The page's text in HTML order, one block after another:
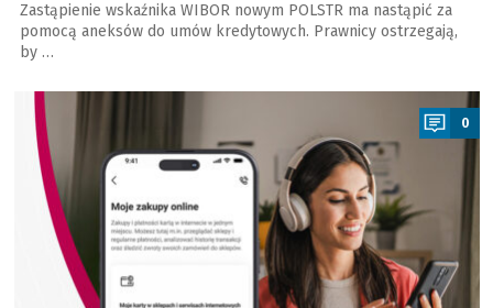
Zastąpienie wskaźnika WIBOR nowym POLSTR ma nastąpić za
pomocą aneksów do umów kredytowych. Prawnicy ostrzegają,
by …
0